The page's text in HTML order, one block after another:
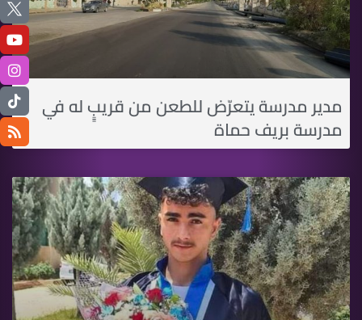
مدير مدرسة يتعرّض للطعن من قريبٍٍ له في
مدرسة بريف حماة